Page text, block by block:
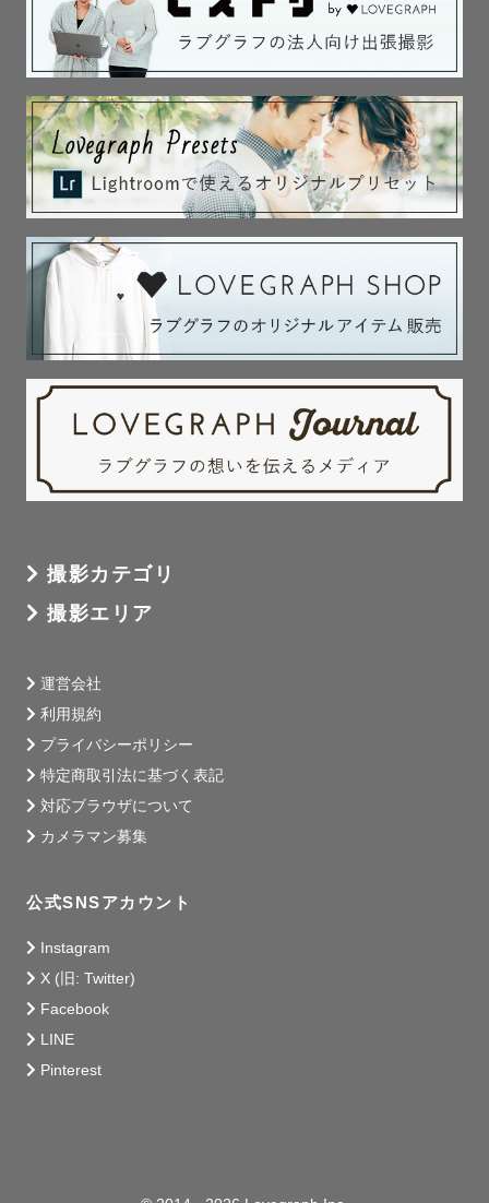
撮影カテゴリ
撮影エリア
運営会社
利用規約
プライバシーポリシー
特定商取引法に基づく表記
対応ブラウザについて
カメラマン募集
公式SNSアカウント
Instagram
X (旧: Twitter)
Facebook
LINE
Pinterest